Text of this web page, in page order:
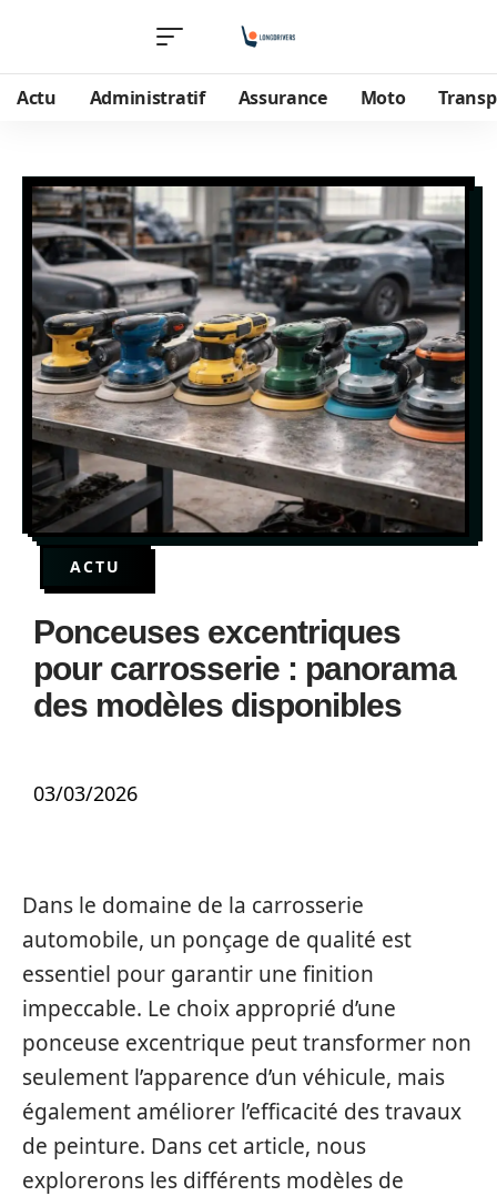
Actu Administratif Assurance Moto
ACTU
Ponceuses excentriques
pour carrosserie : panorama
des modèles disponibles
03/03/2026
Dans le domaine de la carrosserie
automobile, un ponçage de qualité est
essentiel pour garantir une finition
impeccable. Le choix approprié d’une
ponceuse excentrique peut transformer non
seulement l’apparence d’un véhicule, mais
également améliorer l’efficacité des travaux
de peinture. Dans cet article, nous
explorerons les différents modèles de